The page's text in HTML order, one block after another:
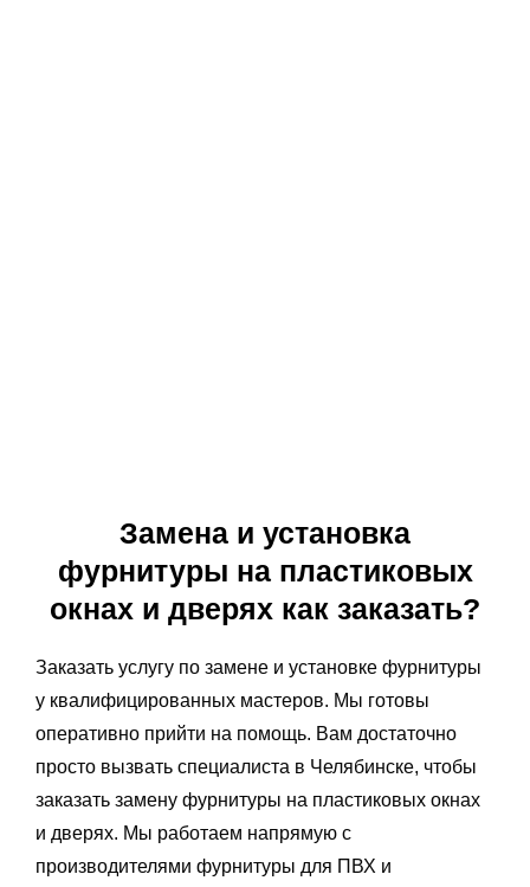
Замена и установка
фурнитуры на пластиковых
окнах и дверях как заказать?
Заказать услугу по замене и установке фурнитуры
у квалифицированных мастеров. Мы готовы
оперативно прийти на помощь. Вам достаточно
просто вызвать специалиста в Челябинске, чтобы
заказать замену фурнитуры на пластиковых окнах
и дверях. Мы работаем напрямую с
производителями фурнитуры для ПВХ и